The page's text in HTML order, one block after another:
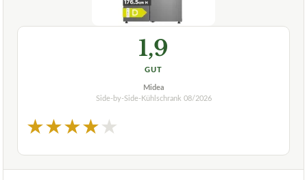
1,9
GUT
Midea
Side-by-Side-Kühlschrank 08/2026
★★★★★